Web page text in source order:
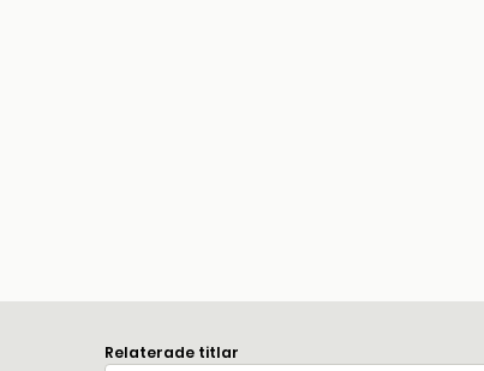
Relaterade titlar